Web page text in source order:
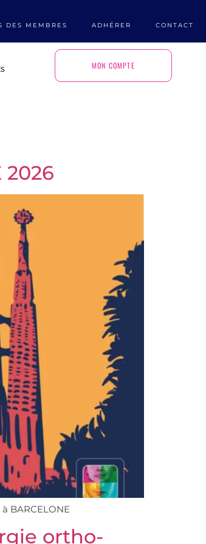
DES MEMBRES ADHÉRER CONTACT
MON COMPTE
2026
BARCELONE
ortho-